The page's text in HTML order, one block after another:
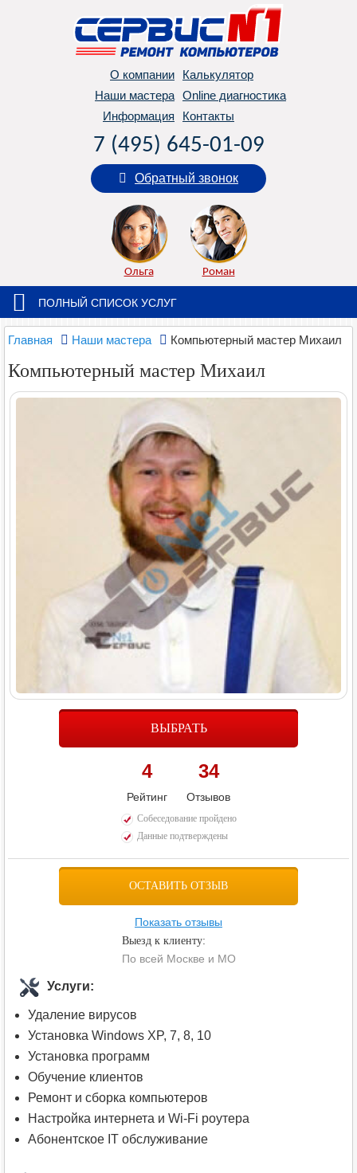
О компании
Калькулятор
Наши мастера Online диагностика
Информация
Контакты
7 (495) 645-01-09
Обратный звонок
Ольга Роман
ПОЛНЫЙ СПИСОК УСЛУГ
Главная Наши мастера Компьютерный мастер Михаил
Компьютерный мастер Михаил
ВЫБРАТЬ
4
Рейтинг
34
Отзывов
Собеседование пройдено
Данные подтверждены
ОСТАВИТЬ ОТЗЫВ
Показать отзывы
Выезд к клиенту:
По всей Москве и МО
Услуги:
Удаление вирусов
Установка Windows XP, 7, 8, 10
Установка программ
Обучение клиентов
Ремонт и сборка компьютеров
Настройка интернета и Wi-Fi роутера
Абонентское IT обслуживание